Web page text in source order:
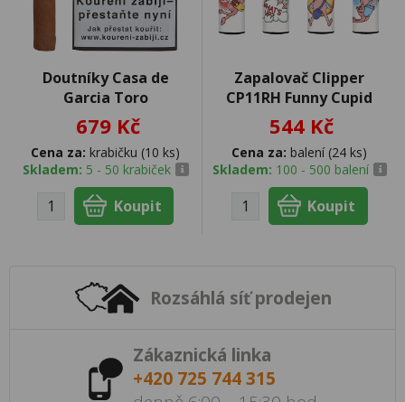
Doutníky Casa de
Garcia Toro
679 Kč
Cena za: krabičku (10 ks)
Skladem: 5 - 50 krabiček
Zapalovač Clipper
CP11RH Funny Cupid
544 Kč
Cena za: balení (24 ks)
Skladem: 100 - 500 balení
Rozsáhlá síť prodejen
Zákaznická linka
+420 725 744 315